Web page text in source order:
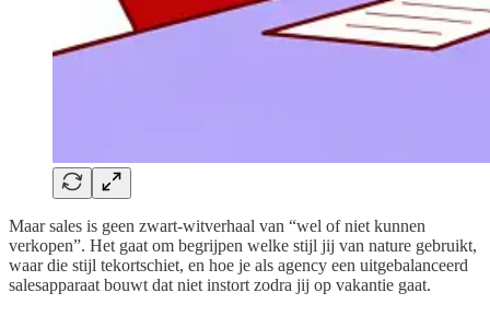
Maar sales is geen zwart-witverhaal van “wel of niet kunnen
verkopen”. Het gaat om begrijpen welke stijl jij van nature gebruikt,
waar die stijl tekortschiet, en hoe je als agency een uitgebalanceerd
salesapparaat bouwt dat niet instort zodra jij op vakantie gaat.